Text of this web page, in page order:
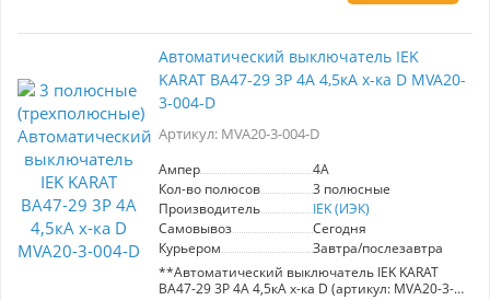
Автоматический выключатель IEK
KARAT ВА47-29 3Р 4А 4,5кА х-ка D MVA20-
3-004-D
Артикул: MVA20-3-004-D
Ампер
4A
Кол-во полюсов
3 полюсные
Производитель
IEK (ИЭК)
Самовывоз
Сегодня
Курьером
Завтра/послезавтра
**Автоматический выключатель IEK KARAT
ВА47-29 3Р 4А 4,5кА х-ка D (артикул: MVA20-3-